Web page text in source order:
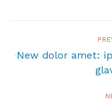
navigation
New dolor amet: